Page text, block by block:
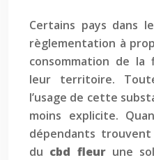
Certains pays dans
règlementation à
consommation de la
leur territoire.
l’usage de cette
moins explicite.
dépendants trouvent
du cbd fleurune